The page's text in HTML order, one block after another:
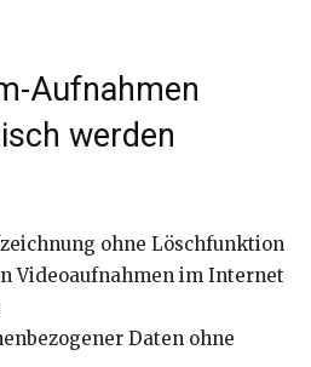
Aufnahmen
werden
ohne Löschfunktion
Videoaufnahmen im Internet
Daten ohne